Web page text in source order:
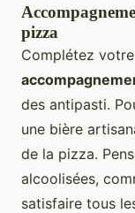
pizza
Complétez
des antipasti.
une bière
de la pizza.
alcoolisées,
satisfaire tous